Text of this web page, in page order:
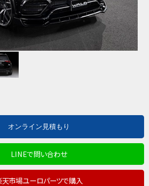
LINEで問い合わせ
天市場ユーロパーツで購入